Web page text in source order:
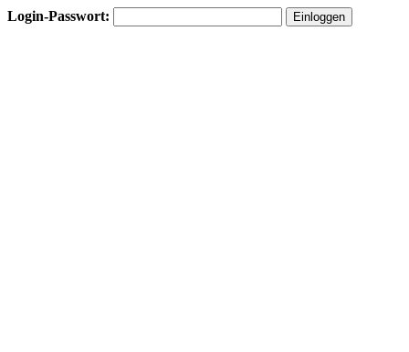
Login-Passwort: